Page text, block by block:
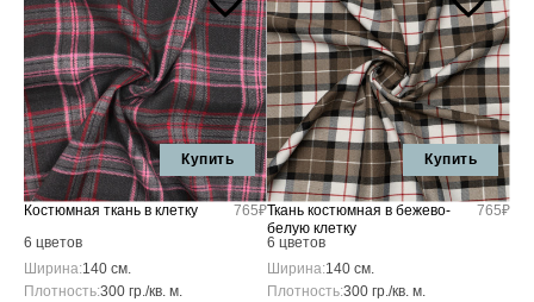
Купить
Костюмная ткань в клетку
6 цветов
765₽
Ширина:140 см.
Плотность:300 гр./кв. м.
Купить
Ткань костюмная в бежево-
белую клетку
6 цветов
765₽
Ширина:140 см.
Плотность:300 гр./кв. м.